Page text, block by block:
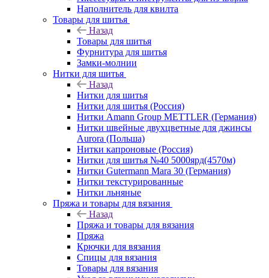
Наполнитель для квилта
Товары для шитья
Назад
Товары для шитья
Фурнитура для шитья
Замки-молнии
Нитки для шитья
Назад
Нитки для шитья
Нитки для шитья (Россия)
Нитки Amann Group METTLER (Германия)
Нитки швейные двухцветные для джинсы
Aurora (Польша)
Нитки капроновые (Россия)
Нитки для шитья №40 5000ярд(4570м)
Нитки Gutermann Mara 30 (Германия)
Нитки текстурированные
Нитки льняные
Пряжа и товары для вязания
Назад
Пряжа и товары для вязания
Пряжа
Крючки для вязания
Спицы для вязания
Товары для вязания